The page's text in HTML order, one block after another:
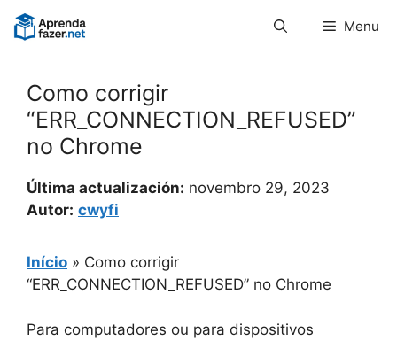
Pular
para
Menu
Como corrigir
“ERR_CONNECTION_REFUSED”
no Chrome
Última actualización: novembro 29, 2023
Autor: cwyfi
Início » Como corrigir
“ERR_CONNECTION_REFUSED” no Chrome
Para computadores ou para dispositivos